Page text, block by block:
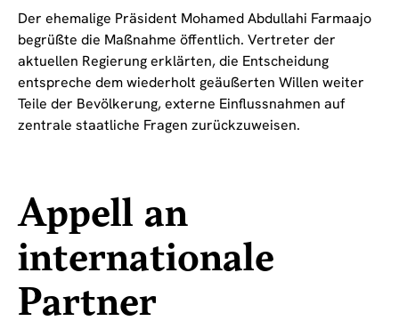
Der ehemalige Präsident Mohamed Abdullahi Farmaajo
begrüßte die Maßnahme öffentlich. Vertreter der
aktuellen Regierung erklärten, die Entscheidung
entspreche dem wiederholt geäußerten Willen weiter
Teile der Bevölkerung, externe Einflussnahmen auf
zentrale staatliche Fragen zurückzuweisen.
Appell an
internationale
Partner